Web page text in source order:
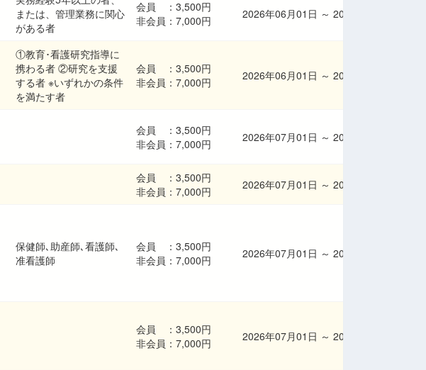
または、管理業務に関心
がある者
会員 ： 3,500円
非会員： 7,000円 2026年06月01日 ～ 2026年08月11日
①教育･看護研究指導に
携わる者 ②研究を支援
する者 ※いずれかの条件
を満たす者
会員 ： 3,500円
非会員： 7,000円 2026年06月01日 ～ 2026年08月11日
会員 ： 3,500円
非会員： 7,000円 2026年07月01日 ～ 2026年08月23日
会員 ： 3,500円
非会員： 7,000円 2026年07月01日 ～ 2026年08月23日
保健師､助産師､看護師､
准看護師
会員 ： 3,500円
非会員： 7,000円 2026年07月01日 ～ 2026年08月23日
会員 ： 3,500円
非会員： 7,000円 2026年07月01日 ～ 2026年08月23日